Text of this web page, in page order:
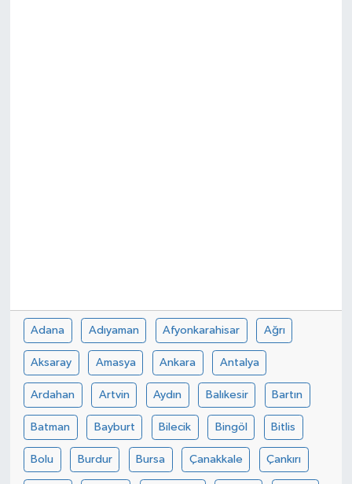
Adana Adıyaman Afyonkarahisar Ağrı
Aksaray Amasya Ankara Antalya
Ardahan Artvin Aydın Balıkesir Bartın
Batman Bayburt Bilecik Bingöl Bitlis
Bolu Burdur Bursa Çanakkale Çankırı